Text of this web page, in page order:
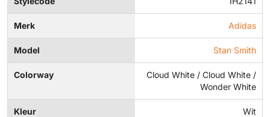
Merk Adidas
Model Stan Smith
Colorway
Cloud White / Cloud White /
Wonder White
Kleur Wit